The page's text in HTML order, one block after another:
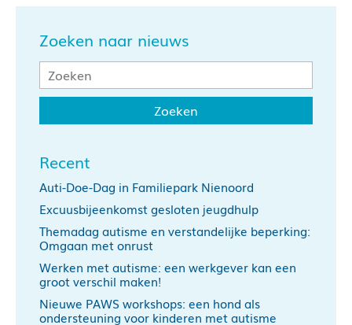
Zoeken naar nieuws
Recent
Auti-Doe-Dag in Familiepark Nienoord
Excuusbijeenkomst gesloten jeugdhulp
Themadag autisme en verstandelijke beperking:
Omgaan met onrust
Werken met autisme: een werkgever kan een
groot verschil maken!
Nieuwe PAWS workshops: een hond als
ondersteuning voor kinderen met autisme